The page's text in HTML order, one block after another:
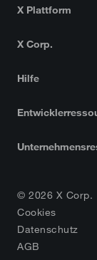
X Plattform
X Corp.
Hilfe
© 2026 X Corp.
Cookies
Datenschutz
AGB